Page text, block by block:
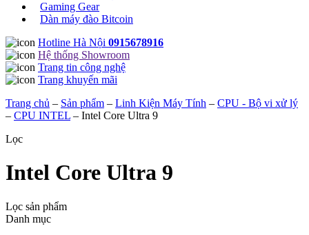
Gaming Gear
Dàn máy đào Bitcoin
Hotline Hà Nội 0915678916
Hệ thống Showroom
Trang tin công nghệ
Trang khuyến mãi
Trang chủ – Sản phẩm – Linh Kiện Máy Tính – CPU - Bộ vi xử lý
– CPU INTEL – Intel Core Ultra 9
Lọc
Intel Core Ultra 9
Lọc sản phẩm
Danh mục